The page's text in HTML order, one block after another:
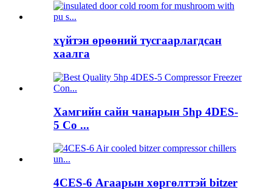
хүйтэн өрөөний тусгаарлагдсан
хаалга
Хамгийн сайн чанарын 5hp 4DES-
5 Co ...
4CES-6 Агаарын хөргөлттэй bitzer